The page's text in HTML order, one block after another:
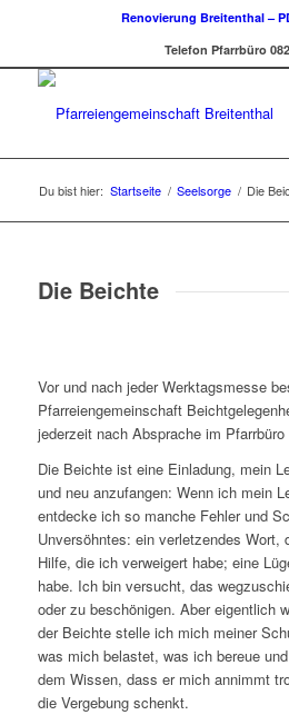
Renovierung Breitenthal –
Telefon Pfarrbüro
Du bist hier: Startseite / Seelsorge / Die
Die Beichte
Vor und nach jeder Werktagsmesse
Pfarreiengemeinschaft
jederzeit nach Absprache im
Die Beichte ist eine Einladung, mein
und neu anzufangen: Wenn ich mein
entdecke ich so manche Fehler und
Unversöhntes: ein verletzendes Wort,
Hilfe, die ich verweigert habe; eine
habe. Ich bin versucht, das
oder zu beschönigen. Aber eigentlich
der Beichte stelle ich mich meiner
was mich belastet, was ich bereue
dem Wissen, dass er mich annimmt
die Vergebung schenkt.